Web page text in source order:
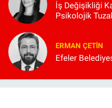
İş Değişikliği
Psikolojik
ERMAN ÇETIN
Efeler